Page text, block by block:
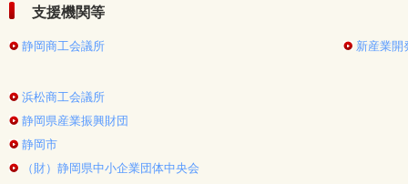
支援機関等
静岡商工会議所 新産業開
浜松商工会議所
静岡県産業振興財団
静岡市
（財）静岡県中小企業団体中央会